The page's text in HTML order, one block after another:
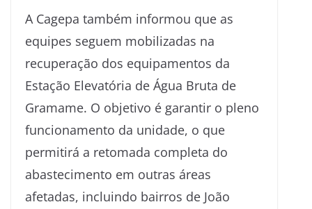
A Cagepa também informou que as
equipes seguem mobilizadas na
recuperação dos equipamentos da
Estação Elevatória de Água Bruta de
Gramame. O objetivo é garantir o pleno
funcionamento da unidade, o que
permitirá a retomada completa do
abastecimento em outras áreas
afetadas, incluindo bairros de João